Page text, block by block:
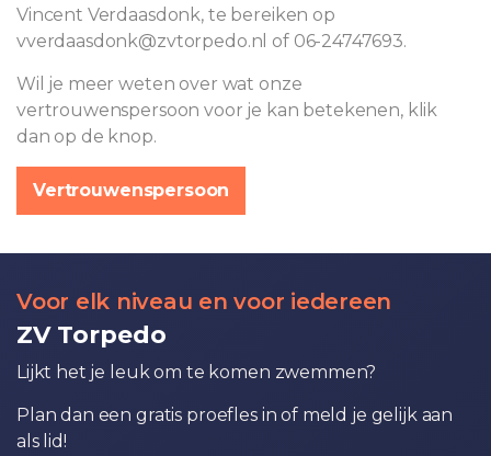
Vincent Verdaasdonk, te bereiken op
vverdaasdonk@zvtorpedo.nl of 06-24747693.
Wil je meer weten over wat onze
vertrouwenspersoon voor je kan betekenen, klik
dan op de knop.
Vertrouwenspersoon
Voor elk niveau en voor iedereen
ZV Torpedo
Lijkt het je leuk om te komen zwemmen?
Plan dan een gratis proefles in of meld je gelijk aan
als lid!